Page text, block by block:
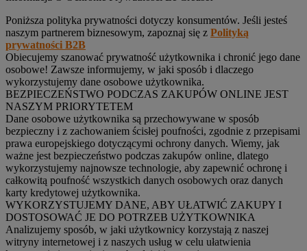
Poniższa polityka prywatności dotyczy konsumentów. Jeśli jesteś
naszym partnerem biznesowym, zapoznaj się z Polityką
prywatności B2B
Obiecujemy szanować prywatność użytkownika i chronić jego dane
osobowe! Zawsze informujemy, w jaki sposób i dlaczego
wykorzystujemy dane osobowe użytkownika.
BEZPIECZEŃSTWO PODCZAS ZAKUPÓW ONLINE JEST
NASZYM PRIORYTETEM
Dane osobowe użytkownika są przechowywane w sposób
bezpieczny i z zachowaniem ścisłej poufności, zgodnie z przepisami
prawa europejskiego dotyczącymi ochrony danych. Wiemy, jak
ważne jest bezpieczeństwo podczas zakupów online, dlatego
wykorzystujemy najnowsze technologie, aby zapewnić ochronę i
całkowitą poufność wszystkich danych osobowych oraz danych
karty kredytowej użytkownika.
WYKORZYSTUJEMY DANE, ABY UŁATWIĆ ZAKUPY I
DOSTOSOWAĆ JE DO POTRZEB UŻYTKOWNIKA
Analizujemy sposób, w jaki użytkownicy korzystają z naszej
witryny internetowej i z naszych usług w celu ułatwienia